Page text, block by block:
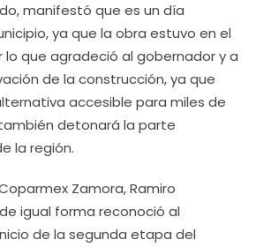
manifestó que es un día
ya que la obra estuvo en el
lo que agradeció al gobernador y a
de la construcción, ya que
accesible para miles de
detonará la parte
la región.
Zamora, Ramiro
igual forma reconoció al
de la segunda etapa del